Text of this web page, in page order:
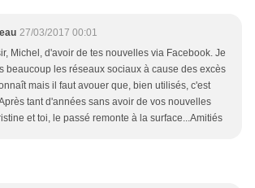
27/03/2017 00:01
Michel, d'avoir de tes nouvelles via Facebook. Je
beaucoup les réseaux sociaux à cause des excès
mais il faut avouer que, bien utilisés, c'est
tant d'années sans avoir de vos nouvelles
et toi, le passé remonte à la surface...Amitiés